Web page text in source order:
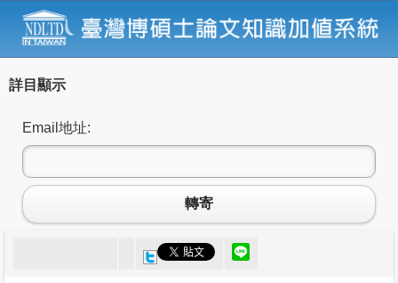
詳目顯示
Email地址:
轉寄